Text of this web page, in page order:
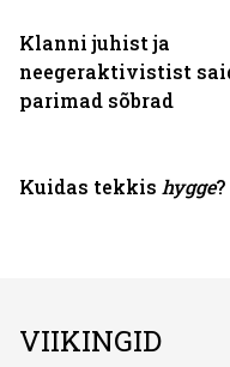
Klanni juhist ja
neegeraktivistist
parimad sõbrad
Kuidas tekkis hygge?
VIIKINGID